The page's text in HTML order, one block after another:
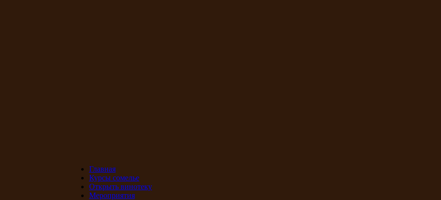
Главная
Курсы сомелье
Открыть винотеку
Мероприятия